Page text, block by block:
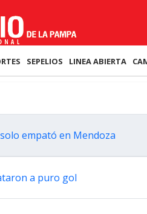
SEPELIOS LINEA ABIERTA
empató en Mendoza
a puro gol